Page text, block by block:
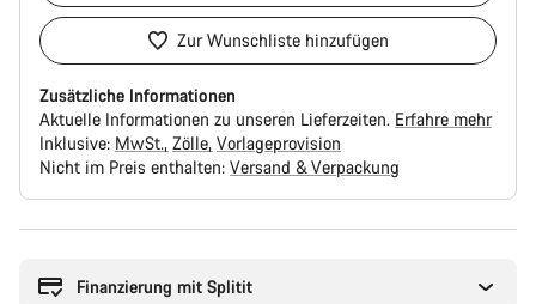
Zur Wunschliste hinzufügen
Zusätzliche Informationen
Aktuelle Informationen zu unseren Lieferzeiten. Erfahre mehr
Inklusive: MwSt. Zölle Vorlageprovision
Nicht im Preis enthalten: Versand & Verpackung
Finanzierung mit Splitit